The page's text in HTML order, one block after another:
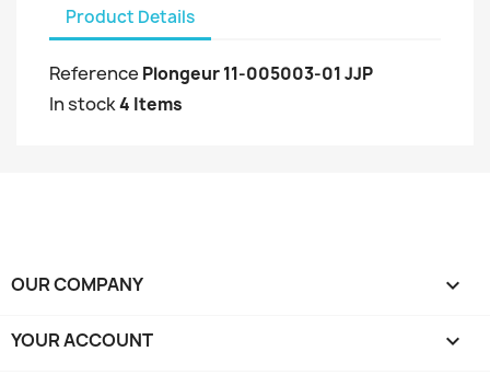
Product Details
Reference Plongeur 11-005003-01 JJP
In stock4 Items
OUR COMPANY 
YOUR ACCOUNT 